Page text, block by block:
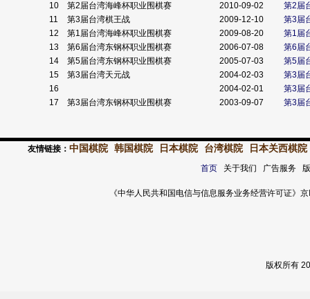
10
第2届台湾海峰杯职业围棋赛 2010-09-02
第2届
11
第3届台湾棋王战 2009-12-10
第3届
12
第1届台湾海峰杯职业围棋赛 2009-08-20
第1届
13
第6届台湾东钢杯职业围棋赛 2006-07-08
第6届
14
第5届台湾东钢杯职业围棋赛 2005-07-03
第5届
15
第3届台湾天元战 2004-02-03
第3届
16
2004-02-01
第3届
17
第3届台湾东钢杯职业围棋赛 2003-09-07 第3届
友情链接： 中国棋院 韩国棋院 日本棋院 台湾棋院 日本关西棋院
首页关于我们 广告服务
《中华人民共和国电信与信息服务业务经营许可证
版权所有